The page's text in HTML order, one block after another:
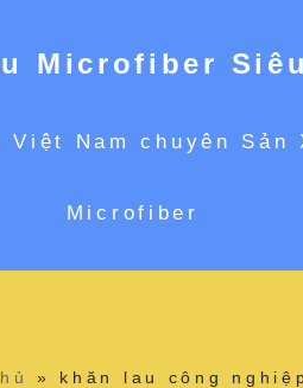
Microfiber
Việt Nam chuyên Sản
Microfiber
» khăn lau công